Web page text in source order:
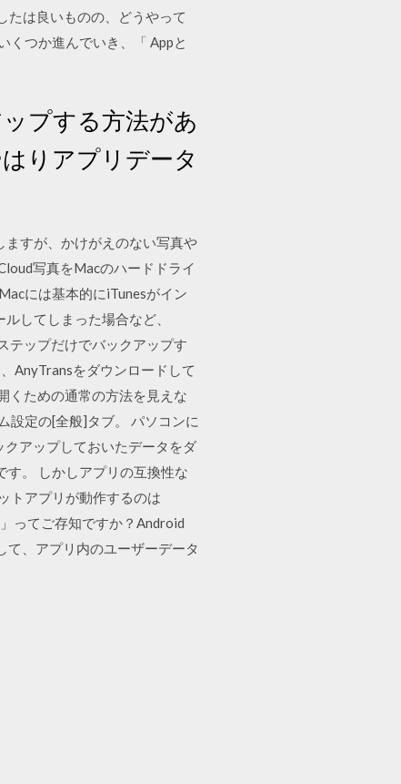
たは良いものの、どうやって
くつか進んでいき、「 Appと
プする方法があ
りアプリデータ
ますが、かけがえのない写真や
写真をMacのハードドライ
には基本的にiTunesがイン
してしまった場合など、
テップだけでバックアップす
AnyTransをダウンロードして
くための通常の方法を見えな
設定の[全般]タブ。 パソコンに
アップしておいたデータをダ
。 しかしアプリの互換性な
トアプリが動作するのは
ってご存知ですか？Android
て、アプリ内のユーザーデータ